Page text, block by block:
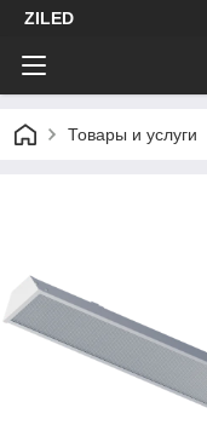
ZILED
Товары и услуги